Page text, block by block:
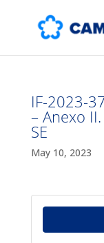
IF-2023-
– Anexo
SE
May 10, 2023